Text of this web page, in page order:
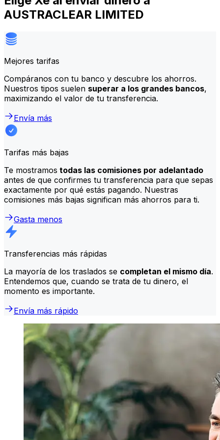
AUSTRACLEAR LIMITED
Mejores tarifas
Compáranos con tu banco y descubre los ahorros.
Nuestros tipos suelen superar a los grandes bancos,
maximizando el valor de tu transferencia.
Envía más
Tarifas más bajas
Te mostramos todas las comisiones por adelantado
antes de que confirmes tu transferencia para que sepas
exactamente por qué estás pagando. Nuestras
comisiones más bajas significan más ahorros para ti.
Gasta menos
Transferencias más rápidas
La mayoría de los traslados se completan el mismo día.
Entendemos que, cuando se trata de tu dinero, el
momento es importante.
Envía más rápido